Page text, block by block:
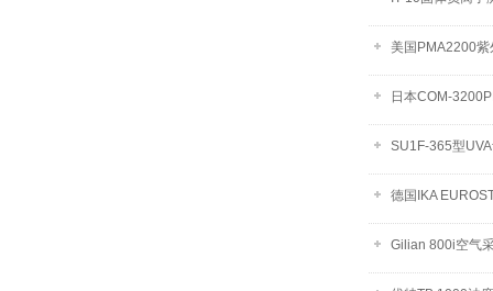
美国PMA2200紫
日本COM-
SU1F-365型
德国IKA
Gilian 800i空气